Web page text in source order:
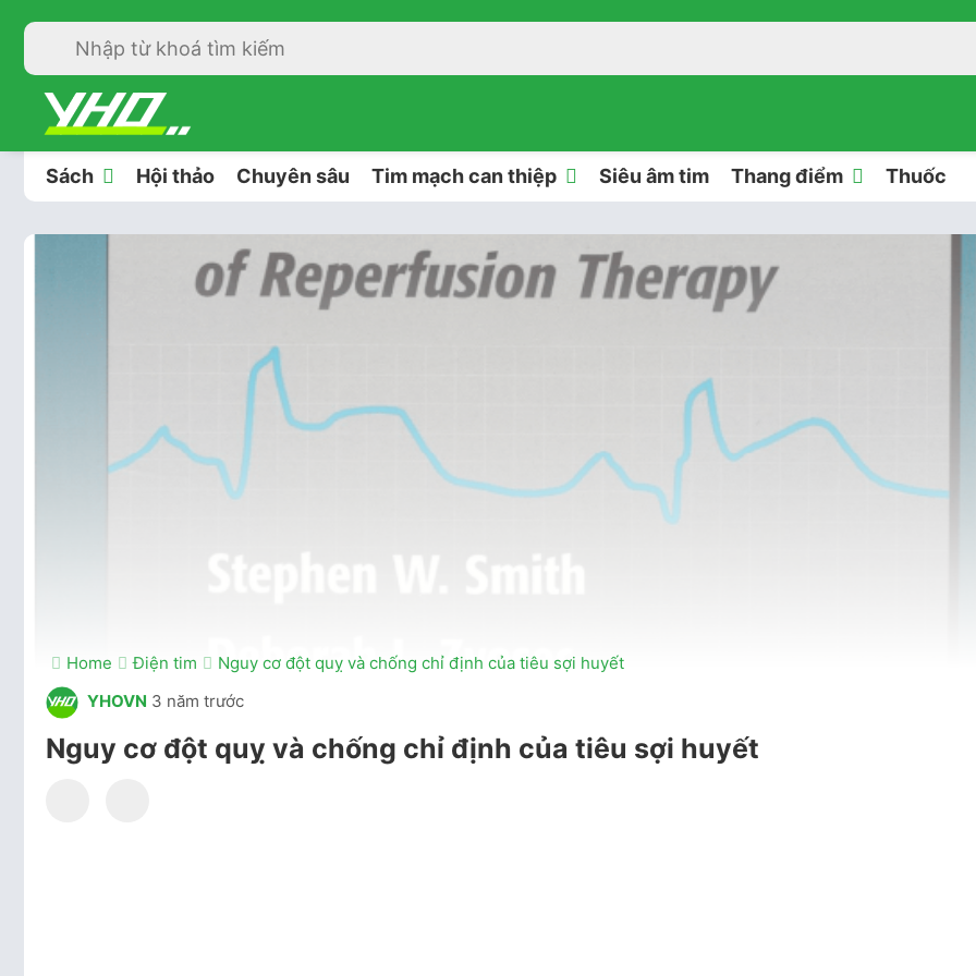
Sách Hội thảo Chuyên sâu Tim mạch can thiệp Siêu âm tim Thang điểm Thuốc
Home Điện tim
Nguy cơ đột quỵ và chống chỉ định của tiêu sợi huyết
YHOVN 3 năm trước
Nguy cơ đột quỵ và chống chỉ định của tiêu sợi huyết